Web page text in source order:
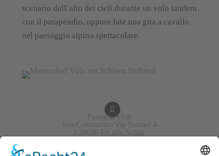
scenario dall’alto dei cieli durante un volo tandem
con il parapendio, oppure fate una gita a cavallo
nel paesaggio alpino spettacolare.
Famiglia Mair
San Constantino Via Santner 4
I-39050 Fiè allo Sciliar